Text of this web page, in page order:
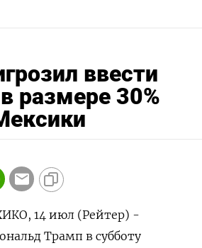
ввести
размере 30%
14 июл (Рейтер) -
Трамп в субботу